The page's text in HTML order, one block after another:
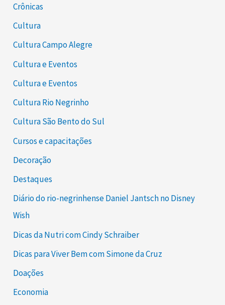
Crônicas
Cultura
Cultura Campo Alegre
Cultura e Eventos
Cultura e Eventos
Cultura Rio Negrinho
Cultura São Bento do Sul
Cursos e capacitações
Decoração
Destaques
Diário do rio-negrinhense Daniel Jantsch no Disney
Wish
Dicas da Nutri com Cindy Schraiber
Dicas para Viver Bem com Simone da Cruz
Doações
Economia